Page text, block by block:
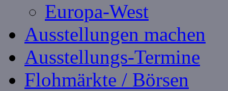
Europa-West
Ausstellungen machen
Ausstellungs-Termine
Flohmärkte / Börsen